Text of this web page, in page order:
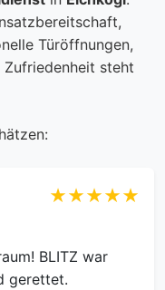
Türöffnungen,
Zufriedenheit steht
★★★★★
BLITZ war
gerettet.